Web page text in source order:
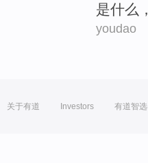
是什么 ，
youdao
关于有道 Investors 有道智选